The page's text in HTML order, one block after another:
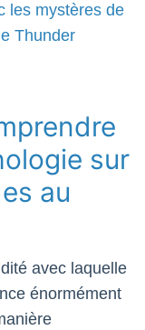
les mystères de
Thunder
sur
au
avec laquelle
énormément